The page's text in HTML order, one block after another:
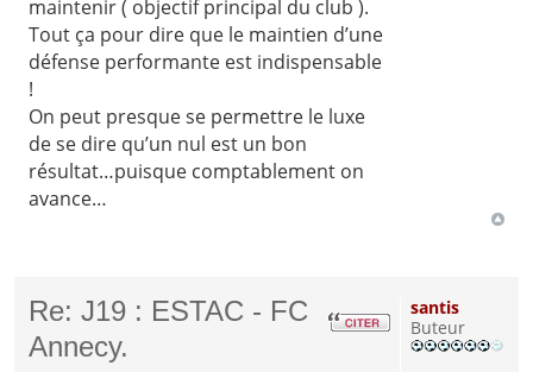
maintenir ( objectif principal du club ).
Tout ça pour dire que le maintien d’une
défense performante est indispensable
!
On peut presque se permettre le luxe
de se dire qu’un nul est un bon
résultat…puisque comptablement on
avance…
Re: J19 : ESTAC - FC
Annecy.
santis
Buteur